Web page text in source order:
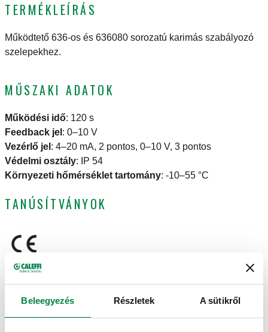
Beleegyezés Részletek A sütikről
TERMÉKLEÍRÁS
Működtető 636-os és 636080 sorozatú karimás szabályozó
szelepekhez.
MŰSZAKI ADATOK
Működési idő: 120 s
Feedback jel : 0–10 V
Vezérlő jel : 4–20 mA, 2 pontos, 0–10 V, 3 pontos
Védelmi osztály:
IP 54
Környezeti hőmérséklet tartomány: -10–55 °C
TANÚSÍTVÁNYOK
RAJZOK ÉS SPECIFIKÁCIÓK